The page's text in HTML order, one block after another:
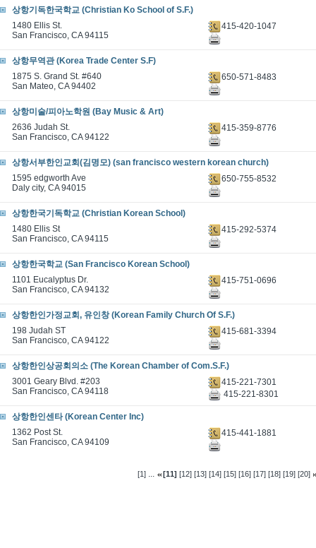
상항기독한국학교 (Christian Ko School of S.F.)
1480 Ellis St.
San Francisco, CA 94115
415-420-1047
상항무역관 (Korea Trade Center S.F)
1875 S. Grand St. #640
San Mateo, CA 94402
650-571-8483
상항미술/피아노학원 (Bay Music & Art)
2636 Judah St.
San Francisco, CA 94122
415-359-8776
상항서부한인교회(김명모) (san francisco western korean church)
1595 edgworth Ave
Daly city, CA 94015
650-755-8532
상항한국기독학교 (Christian Korean School)
1480 Ellis St
San Francisco, CA 94115
415-292-5374
상항한국학교 (San Francisco Korean School)
1101 Eucalyptus Dr.
San Francisco, CA 94132
415-751-0696
상항한인가정교회, 유인창 (Korean Family Church Of S.F.)
198 Judah ST
San Francisco, CA 94122
415-681-3394
상항한인상공회의소 (The Korean Chamber of Com.S.F.)
3001 Geary Blvd. #203
San Francisco, CA 94118
415-221-7301
415-221-8301
상항한인센타 (Korean Center Inc)
1362 Post St.
San Francisco, CA 94109
415-441-1881
[1] ... [11] [12] [13] [14] [15] [16] [17] [18] [19] [20]